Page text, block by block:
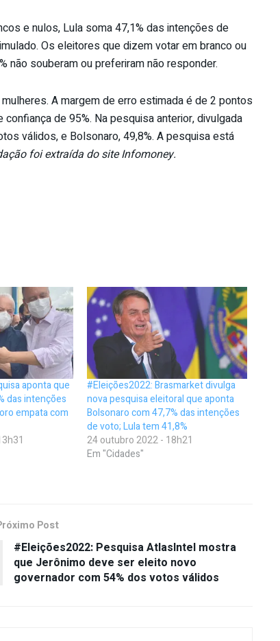
e nulos, Lula soma 47,1% das intenções de
Os eleitores que dizem votar em branco ou
não souberam ou preferiram não responder.
A margem de erro estimada é de 2 pontos
de 95%. Na pesquisa anterior, divulgada
válidos, e Bolsonaro, 49,8%. A pesquisa está
foi extraída do site Infomoney.
aponta que
das intenções
empata com
#Eleições2022: Brasmarket divulga
nova pesquisa eleitoral que aponta
Bolsonaro com 47,7% das intenções
de voto; Lula tem 41,8%
24 outubro 2022 - 18h21
Em "Cidades"
Post
#Eleições2022: Pesquisa AtlasIntel mostra
que Jerônimo deve ser eleito novo
governador com 54% dos votos válidos